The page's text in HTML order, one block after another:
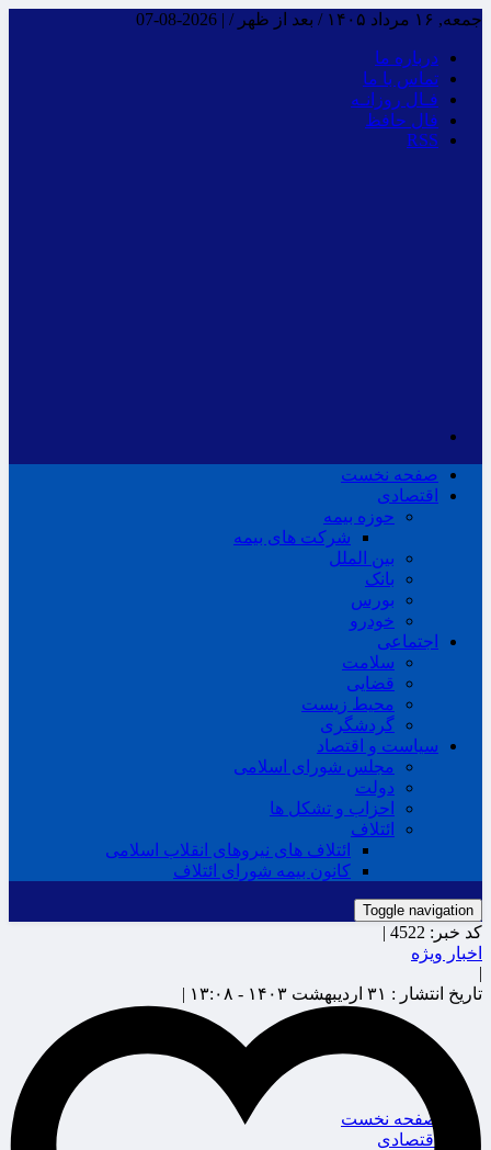
جمعه, ۱۶ مرداد ۱۴۰۵ / بعد از ظهر / |
2026-08-07
درباره ما
تماس با ما
فـال روزانـه
فال حافظ
RSS
صفحه نخست
اقتصادی
حوزه بیمه
شرکت های بیمه
بین الملل
بانک
بورس
خودرو
اجتماعی
سلامت
قضایی
محیط زیست
گردشگری
سیاست و اقتصاد
مجلس شورای اسلامی
دولت
احزاب و تشکل ها
ائتلاف
ائتلاف های نیروهای انقلاب اسلامی
کانون بیمه شورای ائتلاف
Toggle navigation
صفحه نخست
اقتصادی
کد خبر: 4522 |
اخبار ویژه
|
تاریخ انتشار : ۳۱ اردیبهشت ۱۴۰۳ - ۱۳:۰۸ |